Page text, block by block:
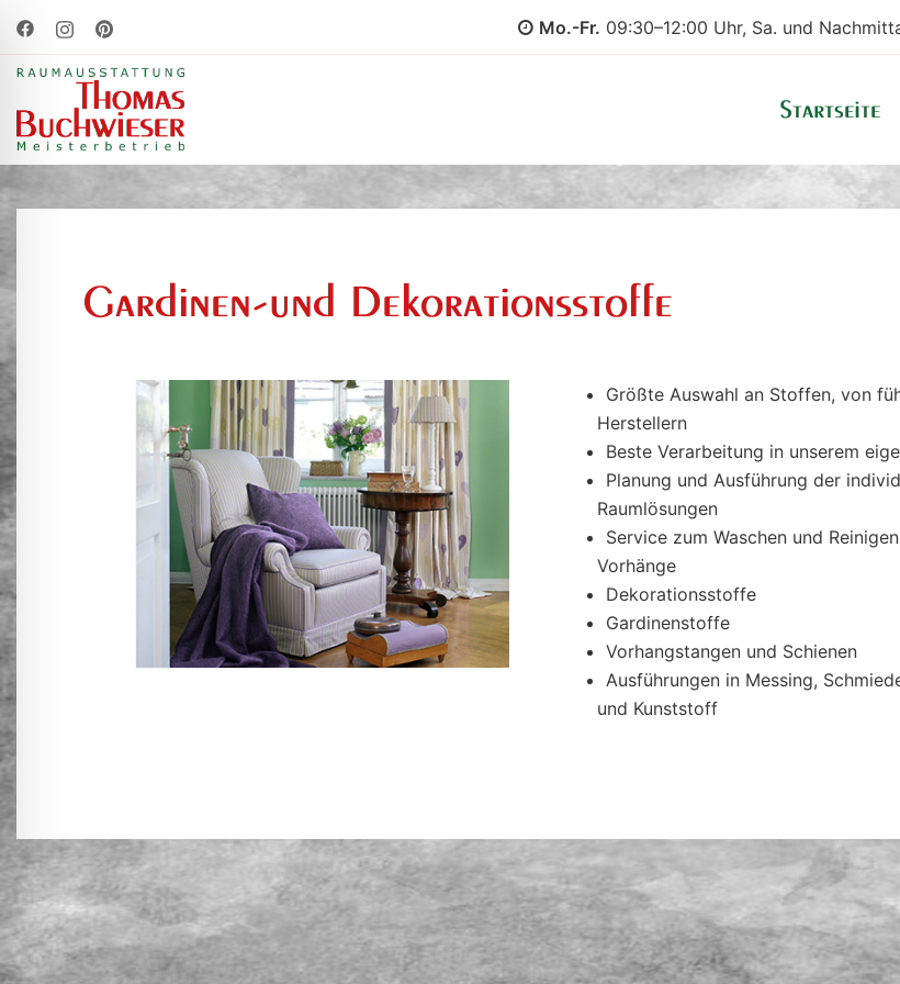
Inhalt
springen
Mo.-Fr. 09:30–12:00 Uhr, Sa. und
Startseite
Gardinen-und Dekorationsstoffe
Größte Auswahl an Stoffen, von
Herstellern
Beste Verarbeitung in unserem
Planung und Ausführung der
Raumlösungen
Service zum Waschen und
Vorhänge
Dekorationsstoffe
Gardinenstoffe
Vorhangstangen und Schienen
Ausführungen in Messing,
und Kunststoff